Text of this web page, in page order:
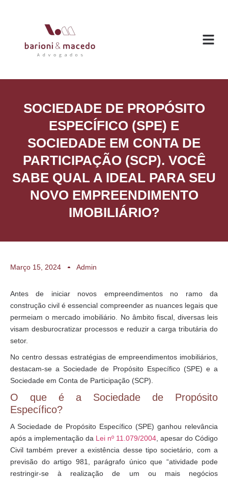
SOCIEDADE DE PROPÓSITO
ESPECÍFICO (SPE) E
SOCIEDADE EM CONTA DE
PARTICIPAÇÃO (SCP). VOCÊ
SABE QUAL A IDEAL PARA SEU
NOVO EMPREENDIMENTO
IMOBILIÁRIO?
Março 15, 2024 Admin
Antes de iniciar novos empreendimentos no ramo da
construção civil é essencial compreender as nuances legais que
permeiam o mercado imobiliário. No âmbito fiscal, diversas leis
visam desburocratizar processos e reduzir a carga tributária do
setor.
No centro dessas estratégias de empreendimentos imobiliários,
destacam-se a Sociedade de Propósito Específico (SPE) e a
Sociedade em Conta de Participação (SCP).
O que é a Sociedade de Propósito
Específico?
A Sociedade de Propósito Específico (SPE) ganhou relevância
após a implementação da Lei nº 11.079/2004 , apesar do Código
Civil também prever a existência desse tipo societário, com a
previsão do artigo 981, parágrafo único que “atividade pode
restringir-se à realização de um ou mais negócios